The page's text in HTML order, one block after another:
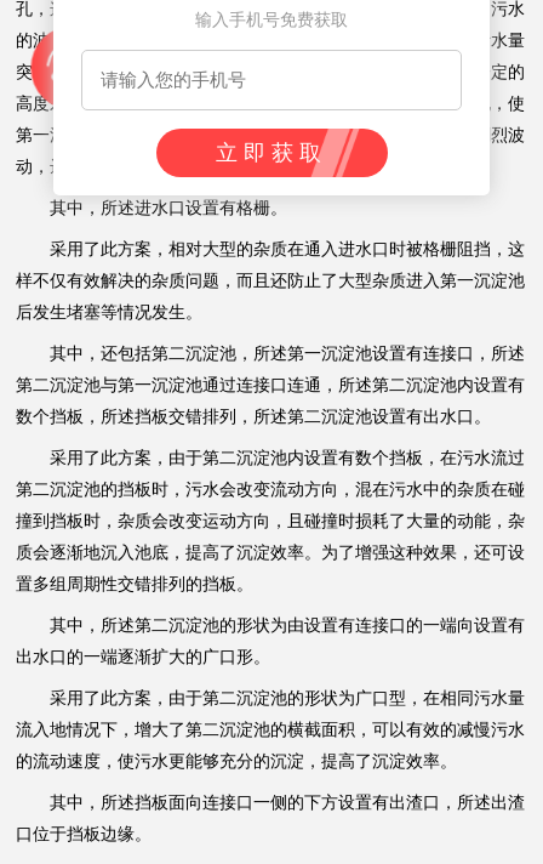
孔，这样有效防止了进水口突然进水量过大而引起第一沉淀池内污水
的波动，使沉淀池底的杂质再次混入水中，且当进水口进入的污水量
突然减少时，所述空间的污水液面相对于隔水板较低的通孔有一定的
高度差，此形成的压强使污水保持接近上一时刻的流速流出通孔，使
第一沉淀池中的污水流速稳定，减少第一沉淀池中污水流量的剧烈波
动，达到了更好的沉淀效果。
其中，所述进水口设置有格栅。
采用了此方案，相对大型的杂质在通入进水口时被格栅阻挡，这
样不仅有效解决的杂质问题，而且还防止了大型杂质进入第一沉淀池
后发生堵塞等情况发生。
其中，还包括第二沉淀池，所述第一沉淀池设置有连接口，所述
第二沉淀池与第一沉淀池通过连接口连通，所述第二沉淀池内设置有
数个挡板，所述挡板交错排列，所述第二沉淀池设置有出水口。
采用了此方案，由于第二沉淀池内设置有数个挡板，在污水流过
第二沉淀池的挡板时，污水会改变流动方向，混在污水中的杂质在碰
撞到挡板时，杂质会改变运动方向，且碰撞时损耗了大量的动能，杂
质会逐渐地沉入池底，提高了沉淀效率。为了增强这种效果，还可设
置多组周期性交错排列的挡板。
其中，所述第二沉淀池的形状为由设置有连接口的一端向设置有
出水口的一端逐渐扩大的广口形。
采用了此方案，由于第二沉淀池的形状为广口型，在相同污水量
流入地情况下，增大了第二沉淀池的横截面积，可以有效的减慢污水
的流动速度，使污水更能够充分的沉淀，提高了沉淀效率。
其中，所述挡板面向连接口一侧的下方设置有出渣口，所述出渣
口位于挡板边缘。
输入手机号免费获取
立即获取